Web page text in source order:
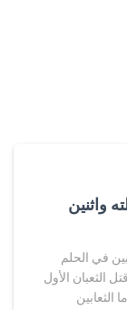
واثنين
في الحلم
الثعبان الأول
الثعابين